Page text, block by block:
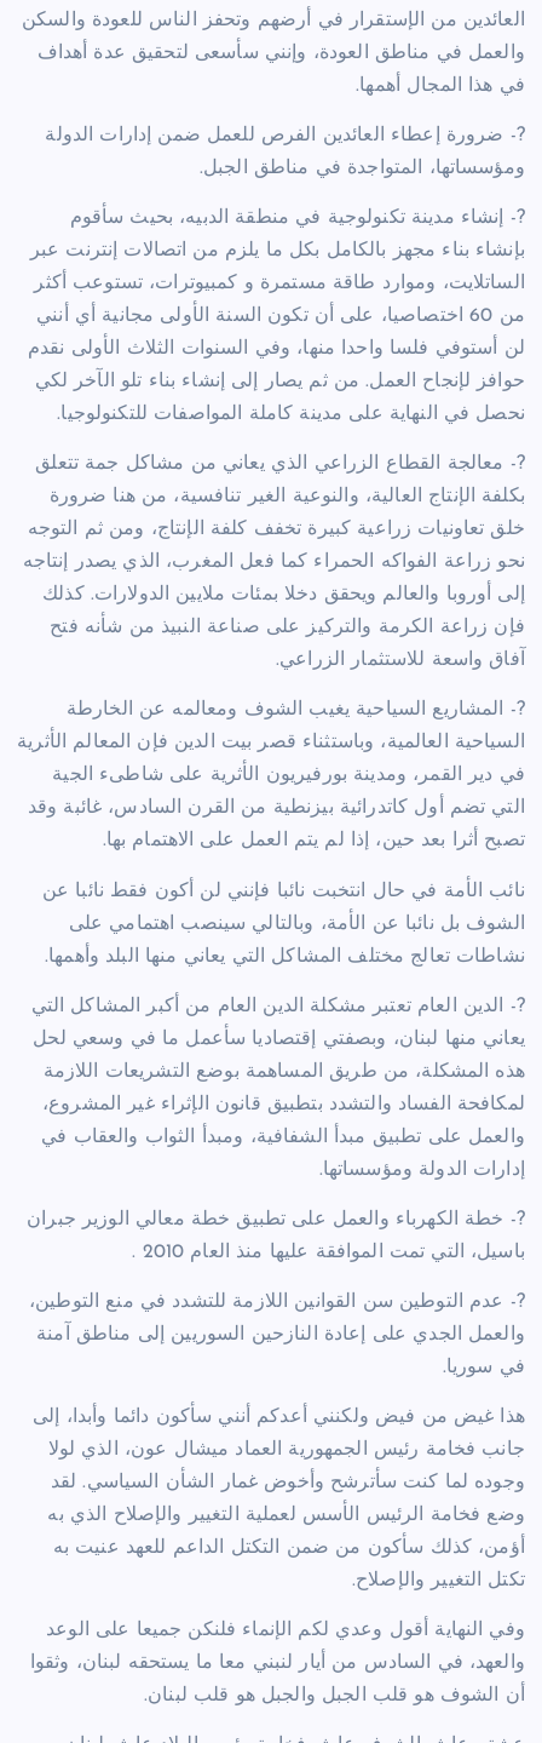
العائدين من الإستقرار في أرضهم وتحفز الناس للعودة والسكن
والعمل في مناطق العودة، وإنني سأسعى لتحقيق عدة أهداف
في هذا المجال أهمها.
?- ضرورة إعطاء العائدين الفرص للعمل ضمن إدارات الدولة
ومؤسساتها، المتواجدة في مناطق الجبل.
?- إنشاء مدينة تكنولوجية في منطقة الدبيه، بحيث سأقوم
بإنشاء بناء مجهز بالكامل بكل ما يلزم من اتصالات إنترنت عبر
الساتلايت، وموارد طاقة مستمرة و كمبيوترات، تستوعب أكثر
من 60 اختصاصيا، على أن تكون السنة الأولى مجانية أي أنني
لن أستوفي فلسا واحدا منها، وفي السنوات الثلاث الأولى نقدم
حوافز لإنجاح العمل. من ثم يصار إلى إنشاء بناء تلو الآخر لكي
نحصل في النهاية على مدينة كاملة المواصفات للتكنولوجيا.
?- معالجة القطاع الزراعي الذي يعاني من مشاكل جمة تتعلق
بكلفة الإنتاج العالية، والنوعية الغير تنافسية، من هنا ضرورة
خلق تعاونيات زراعية كبيرة تخفف كلفة الإنتاج، ومن ثم التوجه
نحو زراعة الفواكه الحمراء كما فعل المغرب، الذي يصدر إنتاجه
إلى أوروبا والعالم ويحقق دخلا بمئات ملايين الدولارات. كذلك
فإن زراعة الكرمة والتركيز على صناعة النبيذ من شأنه فتح
آفاق واسعة للاستثمار الزراعي.
?- المشاريع السياحية يغيب الشوف ومعالمه عن الخارطة
السياحية العالمية، وباستثناء قصر بيت الدين فإن المعالم الأثرية
في دير القمر، ومدينة بورفيريون الأثرية على شاطىء الجية
التي تضم أول كاتدرائية بيزنطية من القرن السادس، غائبة وقد
تصبح أثرا بعد حين، إذا لم يتم العمل على الاهتمام بها.
نائب الأمة في حال انتخبت نائبا فإنني لن أكون فقط نائبا عن
الشوف بل نائبا عن الأمة، وبالتالي سينصب اهتمامي على
نشاطات تعالج مختلف المشاكل التي يعاني منها البلد وأهمها.
?- الدين العام تعتبر مشكلة الدين العام من أكبر المشاكل التي
يعاني منها لبنان، وبصفتي إقتصاديا سأعمل ما في وسعي لحل
هذه المشكلة، من طريق المساهمة بوضع التشريعات اللازمة
لمكافحة الفساد والتشدد بتطبيق قانون الإثراء غير المشروع،
والعمل على تطبيق مبدأ الشفافية، ومبدأ الثواب والعقاب في
إدارات الدولة ومؤسساتها.
?- خطة الكهرباء والعمل على تطبيق خطة معالي الوزير جبران
باسيل، التي تمت الموافقة عليها منذ العام 2010 .
?- عدم التوطين سن القوانين اللازمة للتشدد في منع التوطين،
والعمل الجدي على إعادة النازحين السوريين إلى مناطق آمنة
في سوريا.
هذا غيض من فيض ولكنني أعدكم أنني سأكون دائما وأبدا، إلى
جانب فخامة رئيس الجمهورية العماد ميشال عون، الذي لولا
وجوده لما كنت سأترشح وأخوض غمار الشأن السياسي. لقد
وضع فخامة الرئيس الأسس لعملية التغيير والإصلاح الذي به
أؤمن، كذلك سأكون من ضمن التكتل الداعم للعهد عنيت به
تكتل التغيير والإصلاح.
وفي النهاية أقول وعدي لكم الإنماء فلنكن جميعا على الوعد
والعهد، في السادس من أيار لنبني معا ما يستحقه لبنان، وثقوا
أن الشوف هو قلب الجبل والجبل هو قلب لبنان.